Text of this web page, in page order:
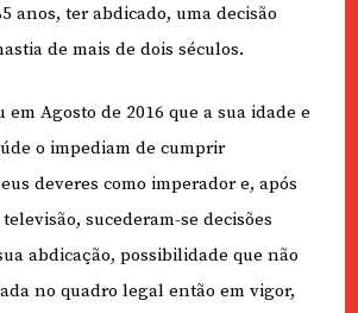
anos, ter abdicado, uma decisão
de mais de dois séculos.
Agosto de 2016 que a sua idade e
o impediam de cumprir
deveres como imperador e, após
sucederam-se decisões
abdicação, possibilidade que não
no quadro legal então em vigor,